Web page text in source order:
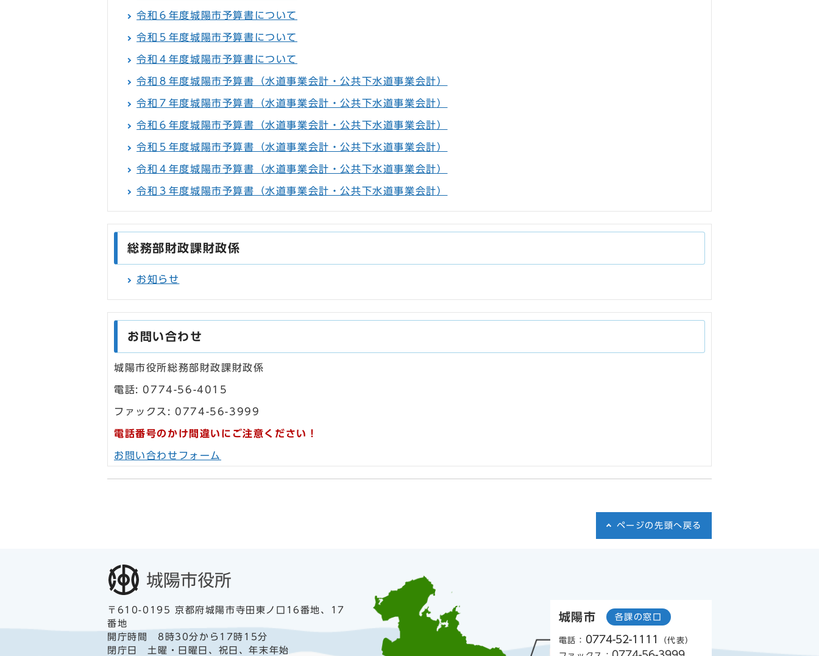
令和６年度城陽市予算書について
令和５年度城陽市予算書について
令和４年度城陽市予算書について
令和８年度城陽市予算書（水道事業会計・公共下水道事業会計）
令和７年度城陽市予算書（水道事業会計・公共下水道事業会計）
令和６年度城陽市予算書（水道事業会計・公共下水道事業会計）
令和５年度城陽市予算書（水道事業会計・公共下水道事業会計）
令和４年度城陽市予算書（水道事業会計・公共下水道事業会計）
令和３年度城陽市予算書（水道事業会計・公共下水道事業会計）
総務部財政課財政係
お知らせ
お問い合わせ
城陽市役所総務部財政課財政係
電話: 0774-56-4015
ファックス: 0774-56-3999
電話番号のかけ間違いにご注意ください！
お問い合わせフォーム
ページの先頭へ戻る
〒610-0195 京都府城陽市寺田東ノ口16番地、17
番地
開庁時間 8時30分から17時15分
閉庁日 土曜・日曜日、祝日、年末年始
城陽市 各課の窓口
電話： 0774-52-1111
（代表）